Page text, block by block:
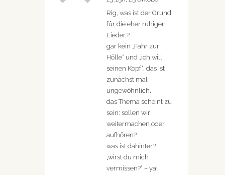
Rig, was ist der Grund
für die eher ruhigen
Lieder.?
gar kein „Fahr zur
Hölle“ und „ich will
seinen Kopf“, das ist
zunächst mal
ungewöhnlich.
das Thema scheint zu
sein: sollen wir
weitermachen oder
aufhören?
was ist dahinter?
„wirst du mich
vermissen?“ – ya!